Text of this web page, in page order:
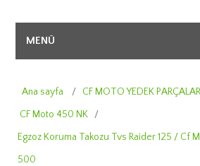
MENÜ
Ana sayfa / CF MOTO YEDEK PARÇALARI
CF Moto 450 NK
/
Egzoz Koruma Takozu Tvs Raider 125 / Cf
500